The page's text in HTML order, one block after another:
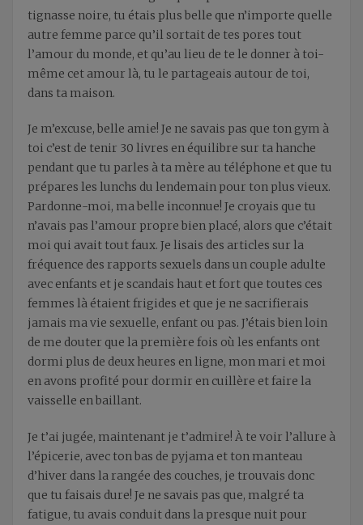
tignasse noire, tu étais plus belle que n’importe quelle
autre femme parce qu’il sortait de tes pores tout
l’amour du monde, et qu’au lieu de te le donner à toi-
même cet amour là, tu le partageais autour de toi,
dans ta maison.
Je m’excuse, belle amie! Je ne savais pas que ton gym à
toi c’est de tenir 30 livres en équilibre sur ta hanche
pendant que tu parles à ta mère au téléphone et que tu
prépares les lunchs du lendemain pour ton plus vieux.
Pardonne-moi, ma belle inconnue! Je croyais que tu
n’avais pas l’amour propre bien placé, alors que c’était
moi qui avait tout faux. Je lisais des articles sur la
fréquence des rapports sexuels dans un couple adulte
avec enfants et je scandais haut et fort que toutes ces
femmes là étaient frigides et que je ne sacrifierais
jamais ma vie sexuelle, enfant ou pas. J’étais bien loin
de me douter que la première fois où les enfants ont
dormi plus de deux heures en ligne, mon mari et moi
en avons profité pour dormir en cuillère et faire la
vaisselle en baillant.
Je t’ai jugée, maintenant je t’admire! À te voir l’allure à
l’épicerie, avec ton bas de pyjama et ton manteau
d’hiver dans la rangée des couches, je trouvais donc
que tu faisais dure! Je ne savais pas que, malgré ta
fatigue, tu avais conduit dans la presque nuit pour